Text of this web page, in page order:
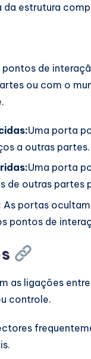
da estrutura
de
ou com o
Uma porta
a outras partes.
Uma porta
de outras partes
As portas
pontos de
as ligações
controle.